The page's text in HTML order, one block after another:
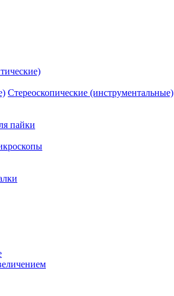
Стереоскопические (инструментальные)
пайки